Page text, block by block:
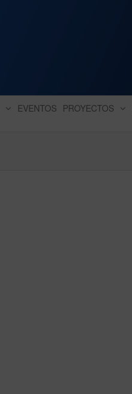
EVENTOS PROYECTOS